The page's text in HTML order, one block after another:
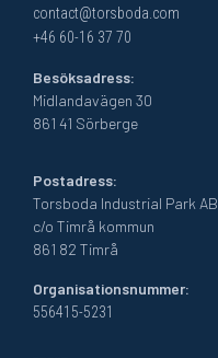
contact@torsboda.com
+46 60-16 37 70
Besöksadress:
Midlandavägen 30
861 41 Sörberge
Postadress:
Torsboda Industrial Park AB
c/o Timrå kommun
861 82 Timrå
Organisationsnummer:
556415-5231